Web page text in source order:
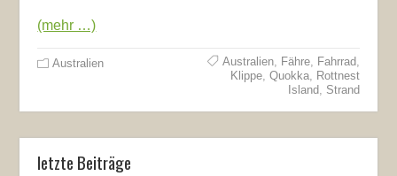
(mehr …)
Australien Australien, Fähre, Fahrrad,
Klippe, Quokka, Rottnest
Island, Strand
letzte Beiträge